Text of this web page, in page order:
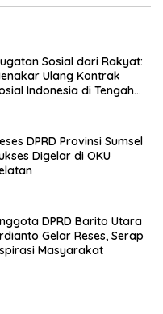
Sosial dari Rakyat:
Ulang Kontrak
Indonesia di Tengah
DPRD Provinsi Sumsel
Digelar di OKU
DPRD Barito Utara
Gelar Reses, Serap
Masyarakat